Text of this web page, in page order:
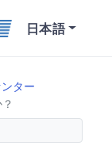
日本語
ター